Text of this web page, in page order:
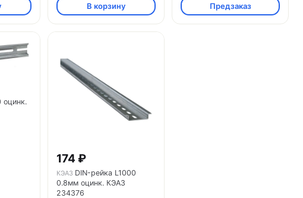
В корзину Предзаказ
оцинк.
174 ₽
КЭАЗ DIN-рейка L1000
0.8мм оцинк. КЭАЗ
234376